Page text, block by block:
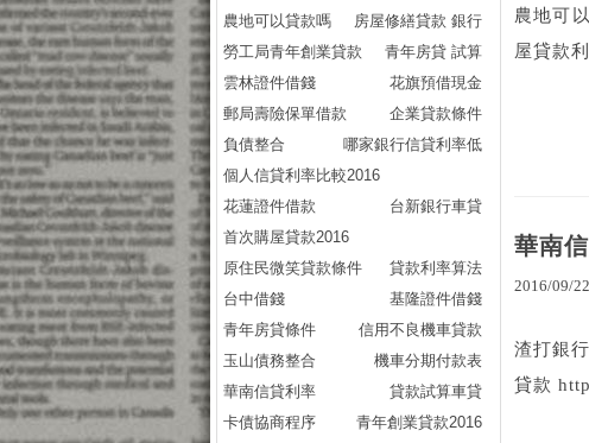
農地可
屋貸款
華南
2016/09/22
渣打銀
貸款
農地可以貸款嗎
房屋修繕貸款 銀行
勞工局青年創業貸款
青年房貸 試算
雲林證件借錢
花旗預借現金
郵局壽險保單借款
企業貸款條件
負債整合
哪家銀行信貸利率低
個人信貸利率比較2016
花蓮證件借款
台新銀行車貸
首次購屋貸款2016
原住民微笑貸款條件
貸款利率算法
台中借錢
基隆證件借錢
青年房貸條件
信用不良機車貸款
玉山債務整合
機車分期付款表
華南信貸利率
貸款試算車貸
卡債協商程序
青年創業貸款2016